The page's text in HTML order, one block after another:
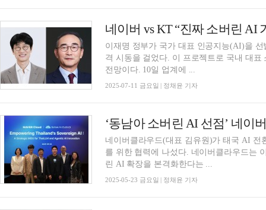
네이버 vs KT “진짜 소버린 AI
이재명 정부가 국가 대표 인공지능(AI)을
격 시동을 걸었다. 이 프로젝트로 국내 대
전망이다. 10일 업계에 ...
2025-07-11 금요일 | 정채윤 기자
네이버클라우드(대표 김유원)가 태국 AI
를 위한 협력에 나섰다. 네이버클라우드는
린 AI 확장을 본격화한다는 ...
2025-05-23 금요일 | 정채윤 기자